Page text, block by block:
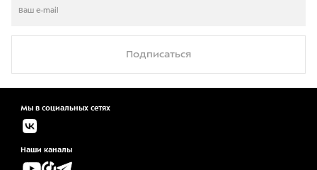
Подписаться
Мы в социальных сетях
Наши каналы